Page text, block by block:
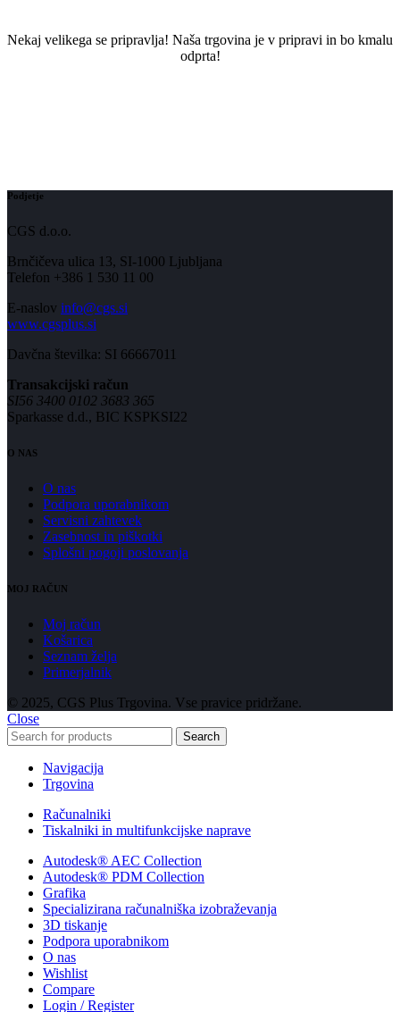
Nekaj ​​velikega se pripravlja! Naša trgovina je v pripravi in ​​bo kmalu
odprta!
Podjetje
CGS d.o.o.
Brnčičeva ulica 13, SI-1000 Ljubljana
Telefon +386 1 530 11 00
E-naslov info@cgs.si
www.cgsplus.si
Davčna številka: SI 66667011
Transakcijski račun
SI56 3400 0102 3683 365
Sparkasse d.d., BIC KSPKSI22
O NAS
O nas
Podpora uporabnikom
Servisni zahtevek
Zasebnost in piškotki
Splošni pogoji poslovanja
MOJ RAČUN
Moj račun
Košarica
Seznam želja
Primerjalnik
© 2025, CGS Plus Trgovina. Vse pravice pridržane.
Close
Search
Navigacija
Trgovina
Računalniki
Tiskalniki in multifunkcijske naprave
Autodesk® AEC Collection
Autodesk® PDM Collection
Grafika
Specializirana računalniška izobraževanja
3D tiskanje
Podpora uporabnikom
O nas
Wishlist
Compare
Login / Register